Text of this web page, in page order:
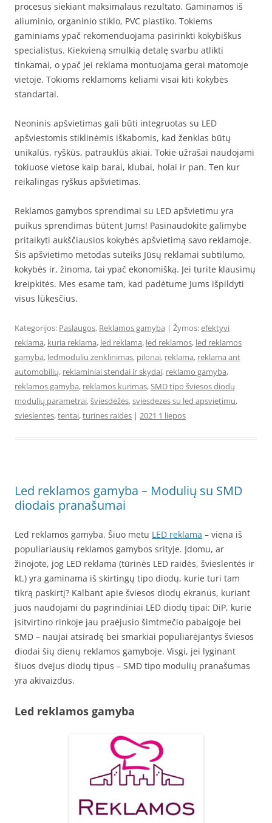
procesus siekiant maksimalaus rezultato. Gaminamos iš
aliuminio, organinio stiklo, PVC plastiko. Tokiems
gaminiams ypač rekomenduojama pasirinkti kokybiškus
specialistus. Kiekvieną smulkią detalę svarbu atlikti
tinkamai, o ypač jei reklama montuojama gerai matomoje
vietoje. Tokioms reklamoms keliami visai kiti kokybės
standartai.
Neoninis apšvietimas gali būti integruotas su LED
apšviestomis stiklinėmis iškabomis, kad ženklas būtų
unikalūs, ryškūs, patrauklūs akiai. Tokie užrašai naudojami
tokiuose vietose kaip barai, klubai, holai ir pan. Ten kur
reikalingas ryškus apšvietimas.
Reklamos gamybos sprendimai su LED apšvietimu yra
puikus sprendimas būtent Jums! Pasinaudokite galimybe
pritaikyti aukščiausios kokybės apšvietimą savo reklamoje.
Šis apšvietimo metodas suteiks Jūsų reklamai subtilumo,
kokybės ir, žinoma, tai ypač ekonomišką. Jei turite klausimų
kreipkitės. Mes esame tam, kad padėtume Jums išpildyti
visus lūkesčius.
Kategorijos: Paslaugos, Reklamos gamyba | Žymos:efektyvi
reklama, kuria reklama, led reklama, led reklamos, led reklamos
gamyba, ledmoduliu zenklinimas, pilonai, reklama, reklama ant
automobilių, reklaminiai stendai ir skydai, reklamo gamyba,
reklamos gamyba, reklamos kurimas,SMD tipo šviesos diodų
modulių parametrai,šviesdėžės,sviesdezes su led apsvietimu,
svieslentes,tentai,turines raides | 2021 1 liepos
Led reklamos gamyba – Modulių su SMD
diodais pranašumai
Led reklamos gamyba. Šiuo metu LED reklama – viena iš
populiariausių reklamos gamybos srityje. Įdomu, ar
žinojote, jog LED reklama (tūrinės LED raidės, švieslentės ir
kt.) yra gaminama iš skirtingų tipo diodų, kurie turi tam
tikrą paskirtį? Kalbant apie šviesos diodų ekranus, kuriant
juos naudojami du pagrindiniai LED diodų tipai: DiP, kurie
įsitvirtino rinkoje jau praėjusio šimtmečio pabaigoje bei
SMD – naujai atsiradę bei smarkiai populiarėjantys šviesos
diodai šių dienų reklamos gamyboje. Visgi, jei lyginant
šiuos dvejus diodų tipus – SMD tipo modulių pranašumas
yra akivaizdus.
Led reklamos gamyba